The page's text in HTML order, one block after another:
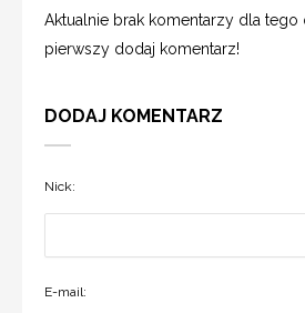
Aktualnie brak komentarzy dla tego
pierwszy dodaj komentarz!
DODAJ KOMENTARZ
Nick:
E-mail: